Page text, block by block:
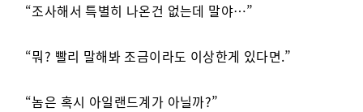
“조사해서 특별히 나온건 없는데 말야…”
“뭐? 빨리 말해봐 조금이라도 이상한게 있다면.”
“놈은 혹시 아일랜드계가 아닐까?”